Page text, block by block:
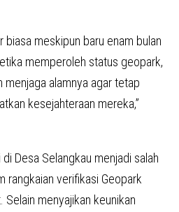
biasa meskipun baru enam bulan
memperoleh status geopark,
menjaga alamnya agar tetap
kesejahteraan mereka,”
Desa Selangkau menjadi salah
rangkaian verifikasi Geopark
Selain menyajikan keunikan